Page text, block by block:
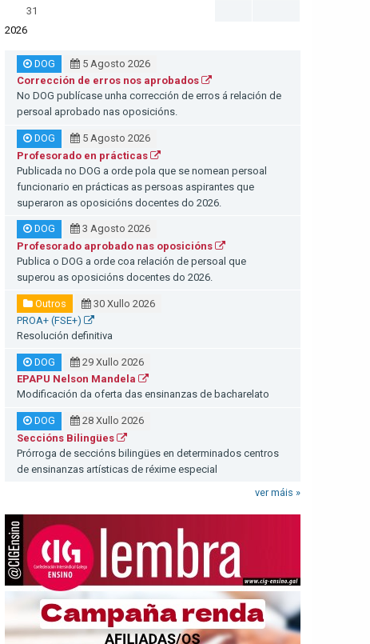
31
2026
DOG
5 Agosto 2026
Corrección de erros nos aprobados
No DOG publícase unha corrección de erros á relación de
persoal aprobado nas oposicións.
DOG
5 Agosto 2026
Profesorado en prácticas
Publicada no DOG a orde pola que se nomean persoal
funcionario en prácticas as persoas aspirantes que
superaron as oposicións docentes do 2026.
DOG
3 Agosto 2026
Profesorado aprobado nas oposicións
Publica o DOG a orde coa relación de persoal que
superou as oposicións docentes do 2026.
Outros
30 Xullo 2026
PROA+ (FSE+)
Resolución definitiva
DOG
29 Xullo 2026
EPAPU Nelson Mandela
Modificación da oferta das ensinanzas de bacharelato
DOG
28 Xullo 2026
Seccións Bilingües
Prórroga de seccións bilingües en determinados centros
de ensinanzas artísticas de réxime especial
ver máis »